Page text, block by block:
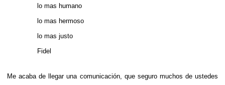
lo mas humano
lo mas hermoso
lo mas justo
Fidel
Me acaba de llegar una comunicación, que seguro muchos de ustedes